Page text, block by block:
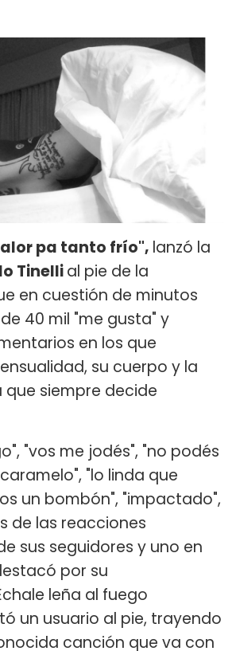
pa tanto frío", lanzó la
Tinellial pie de la
en cuestión de minutos
40 mil "me gusta" y
en los que
su cuerpo y la
siempre decide
"vos me jodés", "no podés
"lo linda que
un bombón", "impactado",
de las reacciones
sus seguidores y uno en
por su
leña al fuego
un usuario al pie, trayendo
canción que va con